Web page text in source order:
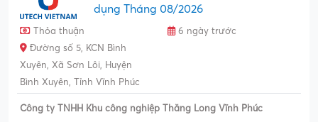
dụng Tháng 08/2026
Thỏa thuận
6 ngày trước
Đường số 5, KCN Bình
Xuyên, Xã Sơn Lôi, Huyện
Bình Xuyên, Tỉnh Vĩnh Phúc
Công ty TNHH Khu công nghiệp Thăng Long Vĩnh Phúc